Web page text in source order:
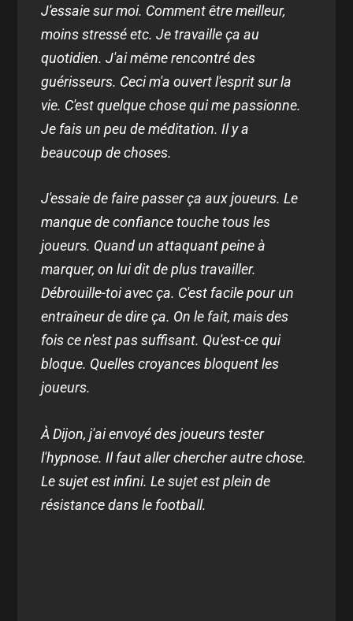
J'essaie sur moi. Comment être meilleur,
moins stressé etc. Je travaille ça au
quotidien. J'ai même rencontré des
guérisseurs. Ceci m'a ouvert l'esprit sur la
vie. C'est quelque chose qui me passionne.
Je fais un peu de méditation. Il y a
beaucoup de choses.
J'essaie de faire passer ça aux joueurs. Le
manque de confiance touche tous les
joueurs. Quand un attaquant peine à
marquer, on lui dit de plus travailler.
Débrouille-toi avec ça. C'est facile pour un
entraîneur de dire ça. On le fait, mais des
fois ce n'est pas suffisant. Qu'est-ce qui
bloque. Quelles croyances bloquent les
joueurs.
À Dijon, j'ai envoyé des joueurs tester
l'hypnose. Il faut aller chercher autre chose.
Le sujet est infini. Le sujet est plein de
résistance dans le football.